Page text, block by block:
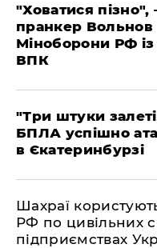
"Ховатися пізно",
пранкер
Міноборони РФ
ВПК
"Три штуки
БПЛА успішно
в Єкатеринбурзі
Шахраї
РФ по цивільних
підприємствах